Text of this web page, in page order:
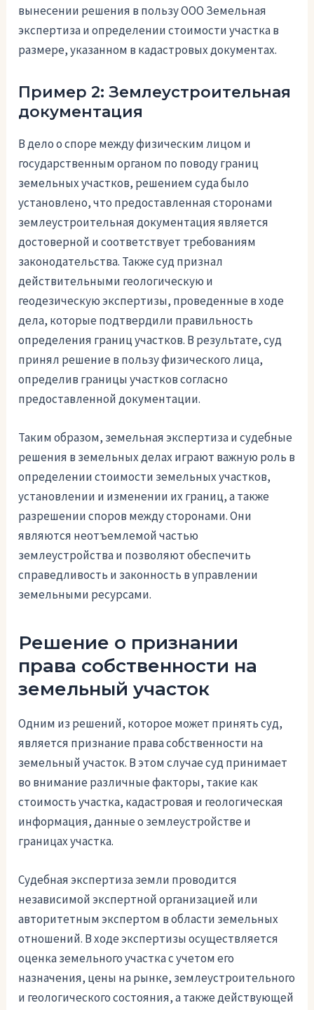
вынесении решения в пользу ООО Земельная
экспертиза и определении стоимости участка в
размере, указанном в кадастровых документах.
Пример 2: Землеустроительная
документация
В дело о споре между физическим лицом и
государственным органом по поводу границ
земельных участков, решением суда было
установлено, что предоставленная сторонами
землеустроительная документация является
достоверной и соответствует требованиям
законодательства. Также суд признал
действительными геологическую и
геодезическую экспертизы, проведенные в ходе
дела, которые подтвердили правильность
определения границ участков. В результате, суд
принял решение в пользу физического лица,
определив границы участков согласно
предоставленной документации.
Таким образом, земельная экспертиза и судебные
решения в земельных делах играют важную роль в
определении стоимости земельных участков,
установлении и изменении их границ, а также
разрешении споров между сторонами. Они
являются неотъемлемой частью
землеустройства и позволяют обеспечить
справедливость и законность в управлении
земельными ресурсами.
Решение о признании
права собственности на
земельный участок
Одним из решений, которое может принять суд,
является признание права собственности на
земельный участок. В этом случае суд принимает
во внимание различные факторы, такие как
стоимость участка, кадастровая и геологическая
информация, данные о землеустройстве и
границах участка.
Судебная экспертиза земли проводится
независимой экспертной организацией или
авторитетным экспертом в области земельных
отношений. В ходе экспертизы осуществляется
оценка земельного участка с учетом его
назначения, цены на рынке, землеустроительного
и геологического состояния, а также действующей